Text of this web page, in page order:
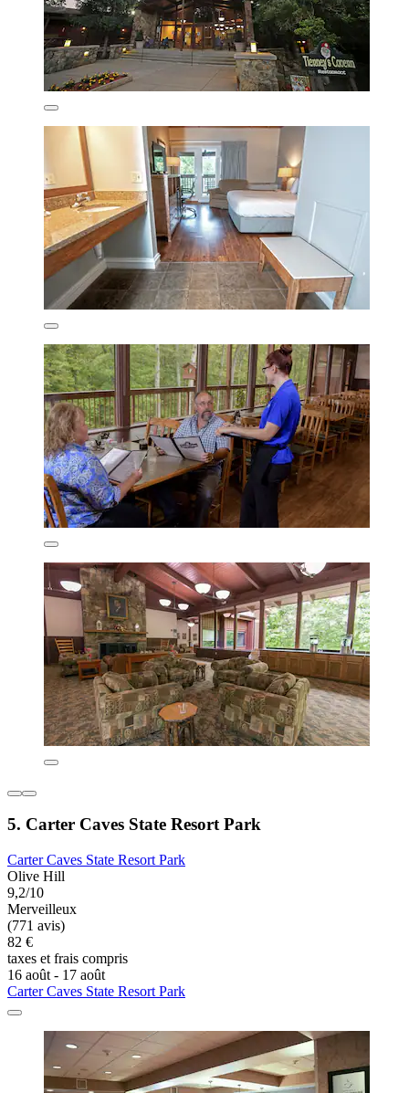
5. Carter Caves State Resort Park
Carter Caves State Resort Park
Olive Hill
9,2/10
Merveilleux
(771 avis)
82 €
taxes et frais compris
16 août - 17 août
Carter Caves State Resort Park